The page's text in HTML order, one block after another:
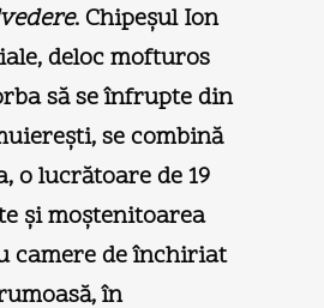
. Chipeşul Ion
deloc mofturos
să se înfrupte din
se combină
o lucrătoare de 19
şi moştenitoarea
camere de închiriat
în